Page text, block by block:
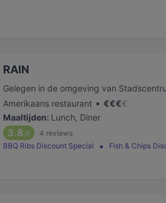
RAIN
Gelegen in de omgeving van
Amerikaans restaurant • €€€€
Maaltijden: Lunch, Diner
3.8/6 4 reviews
BBQ Ribs Discount Special
Fish & Chips